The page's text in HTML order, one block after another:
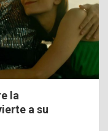
la
a su